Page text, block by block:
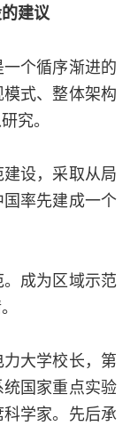
建议
个循序渐进的
式、整体架构
究。
设，采取从局
率先建成一个
成为区域示范
大学校长，第
国家重点实验
学家。先后承